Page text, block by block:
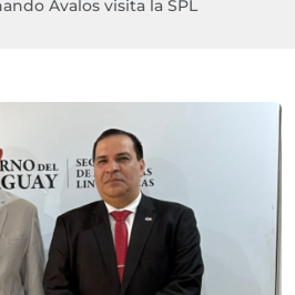
Ávalos visita la SPL